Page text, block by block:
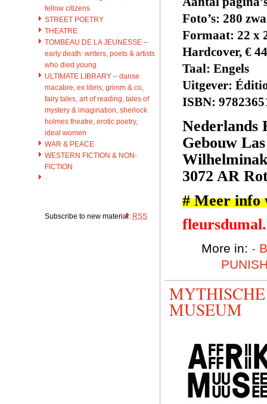
fellow citizens
STREET POETRY
THEATRE
TOMBEAU DE LA JEUNESSE –
early death: writers, poets & artists
who died young
ULTIMATE LIBRARY – danse
macabre, ex libris, grimm & co,
fairy tales, art of reading, tales of
mystery & imagination, sherlock
holmes theatre, erotic poetry,
ideal women
WAR & PEACE
WESTERN FICTION & NON-
FICTION
·
Subscribe to new material: RSS
Foto’s: 280
Formaat: 22 x
Hardcover, €
Taal: Engels
Uitgever:
ISBN:
Nederlands
Gebouw
3072 AR
# Meer info
More in: -
MUSEUM